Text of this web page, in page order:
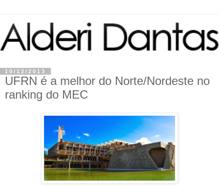
10/12/2013
UFRN é a melhor do Norte/Nordeste no
ranking do MEC